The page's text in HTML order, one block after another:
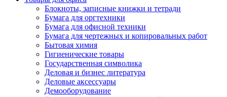
Блокноты, записные книжки и тетради
Бумага для оргтехники
Бумага для офисной техники
Бумага для чертежных и копировальных работ
Бытовая химия
Гигиенические товары
Государственная символика
Деловая и бизнес литература
Деловые аксессуары
Демооборудование